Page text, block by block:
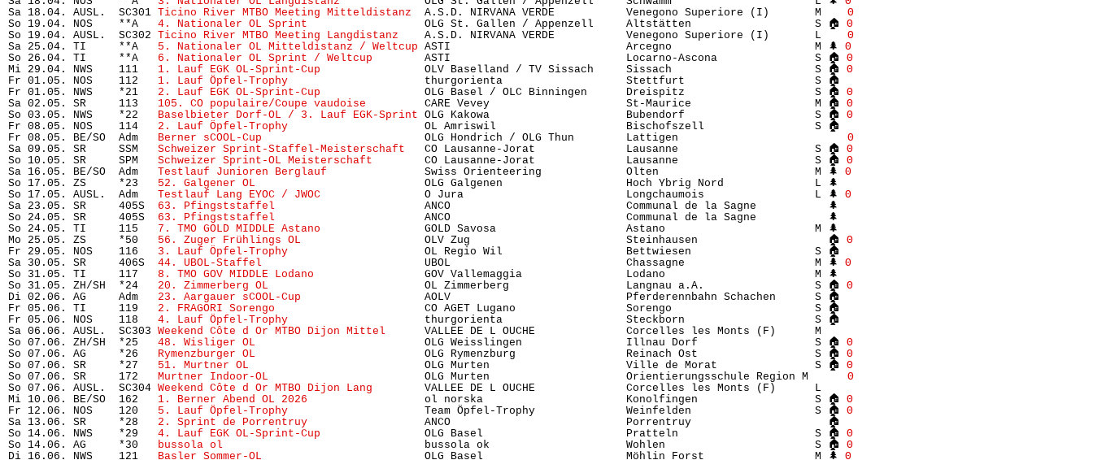
Sa 18.04. AUSL.  SC301 Ticino River MTBO Meeting Mitteldistanz
  A.S.D. NIRVANA VERDE           Venegono Superiore (I)       M
Θ
So 19.04. NOS    **A 4. Nationaler OL Sprint
                  OLG St. Gallen / Appenzell     Altstätten                   S 🏠
Θ
So 19.04. AUSL.  SC302 Ticino River MTBO Meeting Langdistanz
    A.S.D. NIRVANA VERDE           Venegono Superiore (I)       L
Θ
Sa 25.04. TI     **A 5. Nationaler OL Mitteldistanz / Weltcup ASTI                           Arcegno                      M 🌲 Θ
So 26.04. TI     **A 6. Nationaler OL Sprint / Weltcup
        ASTI                           Locarno-Ascona               S 🏠
Θ
Mi 29.04. NWS    111 1. Lauf EGK OL-Sprint-Cup
                OLV Baselland / TV Sissach     Sissach                      S 🏠
Θ
Fr 01.05. NOS    112 1. Lauf Öpfel-Trophy
                     thurgorienta                   Stettfurt                    S 🏠
Fr 01.05. NWS    *21 2. Lauf EGK OL-Sprint-Cup
                OLG Basel / OLC Binningen      Dreispitz                    S 🏠
Θ
Sa 02.05. SR     113 105. CO populaire/Coupe vaudoise
         CARE Vevey                     St-Maurice                   M 🏠
Θ
So 03.05. NWS    *22
Baselbieter Dorf-OL / 3. Lauf EGK-Sprint OLG Kakowa                     Bubendorf                    S 🏠 Θ
Fr 08.05. NOS    114 2. Lauf Öpfel-Trophy
                     OL Amriswil                    Bischofszell                 S 🏠
Fr 08.05. BE/SO  Adm
Berner sCOOL-Cup
                         OLG Hondrich / OLG Thun        Lattigen
Θ
Sa 09.05. SR     SSM Schweizer Sprint-Staffel-Meisterschaft
   CO Lausanne-Jorat              Lausanne                     S 🏠
Θ
So 10.05. SR     SPM Schweizer Sprint-OL Meisterschaft
        CO Lausanne-Jorat              Lausanne                     S 🏠
Θ
Sa 16.05. BE/SO  Adm Testlauf Junioren Berglauf
               Swiss Orienteering             Olten                        M 🌲
Θ
So 17.05. ZS     *23 52. Galgener OL
                          OLG Galgenen                   Hoch Ybrig Nord              L 🌲
So 17.05. AUSL.  Adm Testlauf Lang EYOC / JWOC
                O Jura                         Longchaumois                 L 🌲
Θ
Sa 23.05. SR     405S 63. Pfingststaffel
                       ANCO                           Communal de la Sagne           🌲
So 24.05. SR     405S 63. Pfingststaffel
                       ANCO                           Communal de la Sagne           🌲
So 24.05. TI     115 7. TMO GOLD MIDDLE Astano
                GOLD Savosa                    Astano                       M 🌲
Mo 25.05. ZS     *50 56. Zuger Frühlings OL
                   OLV Zug                        Steinhausen                    🏠
Θ
Fr 29.05. NOS    116 3. Lauf Öpfel-Trophy
                     OL Regio Wil                   Bettwiesen                   S 🏠
Sa 30.05. SR     406S 44. UBOL-Staffel
                         UBOL                           Chassagne                    M 🌲
Θ
So 31.05. TI     117 8. TMO GOV MIDDLE Lodano
                 GOV Vallemaggia                Lodano                       M 🌲
So 31.05. ZH/SH  *24 20. Zimmerberg OL
                        OL Zimmerberg                  Langnau a.A.                 S 🏠
Θ
Di 02.06. AG     Adm 23. Aargauer sCOOL-Cup
                   AOLV                           Pferderennbahn Schachen      S 🏠
Fr 05.06. TI     119 2. FRAGORI Sorengo
                       CO AGET Lugano                 Sorengo                      S 🏠
Fr 05.06. NOS    118 4. Lauf Öpfel-Trophy
                    thurgorienta                   Steckborn                    S 🏠
Sa 06.06. AUSL.  SC303 Weekend Côte d Or MTBO Dijon Mittel
      VALLEE DE L OUCHE              Corcelles les Monts (F)      M
So 07.06. ZH/SH  *25 48. Wisliger OL
                          OLG Weisslingen                Illnau Dorf                  S 🏠
Θ
So 07.06. AG     *26
Rymenzburger OL
                          OLG Rymenzburg                 Reinach Ost                  S 🏠
Θ
So 07.06. SR     *27 51. Murtner OL
                           OLG Murten                     Ville de Morat               S 🏠
Θ
So 07.06. SR     172 Murtner Indoor-OL
                        OLG Murten                     Orientierungsschule Region M
Θ
So 07.06. AUSL.  SC304 Weekend Côte d Or MTBO Dijon Lang
        VALLEE DE L OUCHE              Corcelles les Monts (F)      L
Mi 10.06. BE/SO  162 1. Berner Abend OL 2026
                  ol norska                      Konolfingen                  S 🏠
Θ
Fr 12.06. NOS    120 5. Lauf Öpfel-Trophy
                     Team Öpfel-Trophy              Weinfelden                   S 🏠
Θ
Sa 13.06. SR     *28 2. Sprint de Porrentruy
                  ANCO                           Porrentruy                     🏠
So 14.06. NWS    *29 4. Lauf EGK OL-Sprint-Cup
                OLG Basel                      Pratteln                     S 🏠
Θ
So 14.06. AG     *30
bussola ol
                               bussola ok                     Wohlen                       S 🏠
Θ
Di 16.06. NWS    121
Basler Sommer-OL
                         OLG Basel                      Möhlin Forst                 M 🌲
Θ